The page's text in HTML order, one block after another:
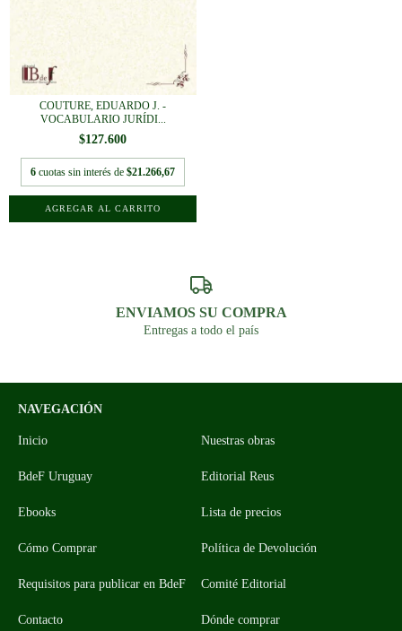
COUTURE, EDUARDO J. -
VOCABULARIO JURÍDI...
$127.600
6 cuotas sin interés de $21.266,67
ENVIAMOS SU COMPRA
Entregas a todo el país
NAVEGACIÓN
Inicio Nuestras obras
BdeF Uruguay Editorial Reus
Ebooks Lista de precios
Cómo Comprar Política de Devolución
Requisitos para publicar en BdeF Comité Editorial
Contacto Dónde comprar